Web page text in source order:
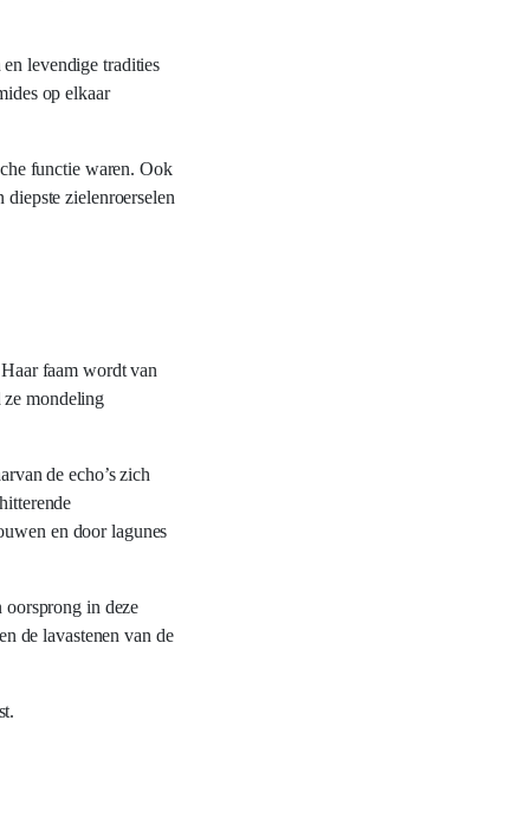
levendige tradities
op elkaar
functie waren. Ook
zielenroerselen
faam wordt van
ze mondeling
de echo’s zich
en door lagunes
oorsprong in deze
de lavastenen van de